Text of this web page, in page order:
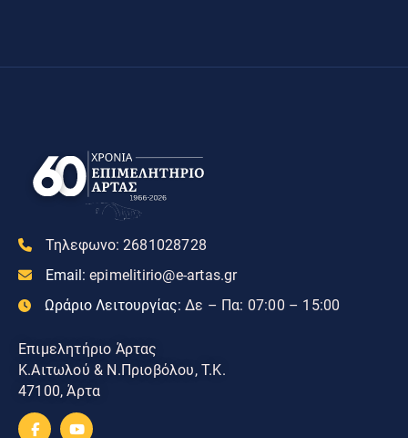
Τηλεφωνο: 2681028728
Email: epimelitirio@e-artas.gr
Ωράριο Λειτουργίας: Δε – Πα: 07:00 – 15:00
Επιμελητήριο Άρτας
Κ.Αιτωλού & Ν.Πριοβόλου, Τ.Κ.
47100, Άρτα